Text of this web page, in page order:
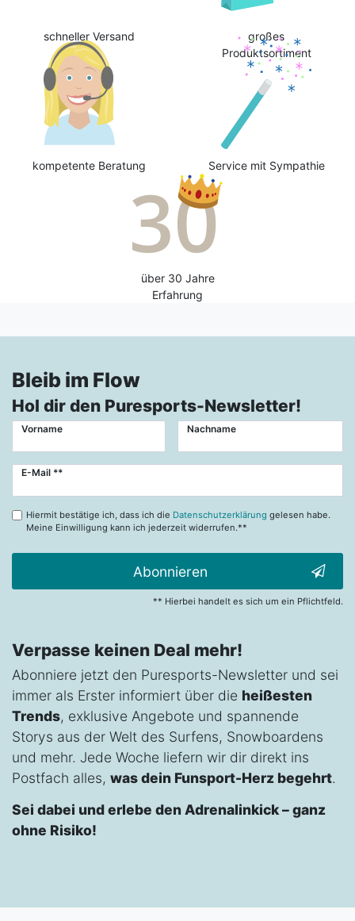
schneller Versand
großes
Produktsortiment
kompetente Beratung Service mit Sympathie
über 30 Jahre
Erfahrung
Bleib im Flow
Hol dir den Puresports-Newsletter!
Vorname Nachname
E-Mail **
Newsletter
Hiermit bestätige ich, dass ich die Datenschutzerklärung gelesen habe.
Meine Einwilligung kann ich jederzeit widerrufen.**
Abonnieren
** Hierbei handelt es sich um ein Pflichtfeld.
Verpasse keinen Deal mehr!
Abonniere jetzt den Puresports-Newsletter und sei
immer als Erster informiert über die heißesten
Trends, exklusive Angebote und spannende
Storys aus der Welt des Surfens, Snowboardens
und mehr. Jede Woche liefern wir dir direkt ins
Postfach alles, was dein Funsport-Herz begehrt.
Sei dabei und erlebe den Adrenalinkick – ganz
ohne Risiko!